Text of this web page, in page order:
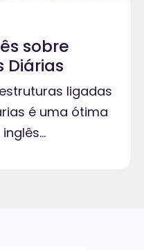
sobre
Diárias
ligadas
é uma ótima